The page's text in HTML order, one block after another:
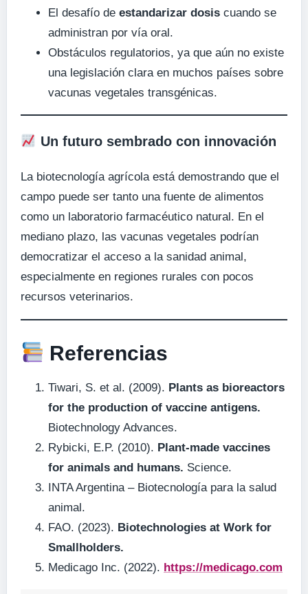
El desafío de estandarizar dosis cuando se
administran por vía oral.
Obstáculos regulatorios, ya que aún no existe
una legislación clara en muchos países sobre
vacunas vegetales transgénicas.
Un futuro sembrado con innovación
La biotecnología agrícola está demostrando que el
campo puede ser tanto una fuente de alimentos
como un laboratorio farmacéutico natural. En el
mediano plazo, las vacunas vegetales podrían
democratizar el acceso a la sanidad animal,
especialmente en regiones rurales con pocos
recursos veterinarios.
Referencias
Tiwari, S. et al. (2009). Plants as bioreactors
for the production of vaccine antigens.
Biotechnology Advances.
Rybicki, E.P. (2010). Plant-made vaccines
for animals and humans. Science.
INTA Argentina – Biotecnología para la salud
animal.
FAO. (2023). Biotechnologies at Work for
Smallholders.
Medicago Inc. (2022). https://medicago.com